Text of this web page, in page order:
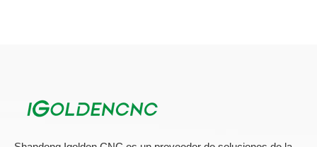
tridimensional, tallado de piedra 3D, estatua de Buda, columna
de escalera, sofá, patas de mesa y otros equipos de